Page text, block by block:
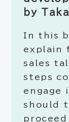
by
In this
explain
sales
steps
engage
should